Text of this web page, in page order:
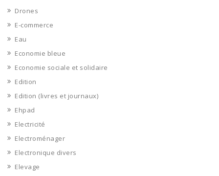
Drones
E-commerce
Eau
Economie bleue
Economie sociale et solidaire
Edition
Edition (livres et journaux)
Ehpad
Electricité
Electroménager
Electronique divers
Elevage